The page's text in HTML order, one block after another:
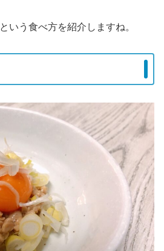
という食べ方を紹介しますね。